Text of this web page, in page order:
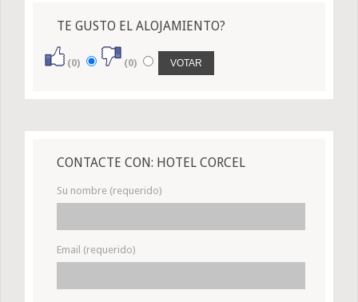
TE GUSTO EL ALOJAMIENTO?
(0) (0)
CONTACTE CON: HOTEL CORCEL
Su nombre (requerido)
Email (requerido)